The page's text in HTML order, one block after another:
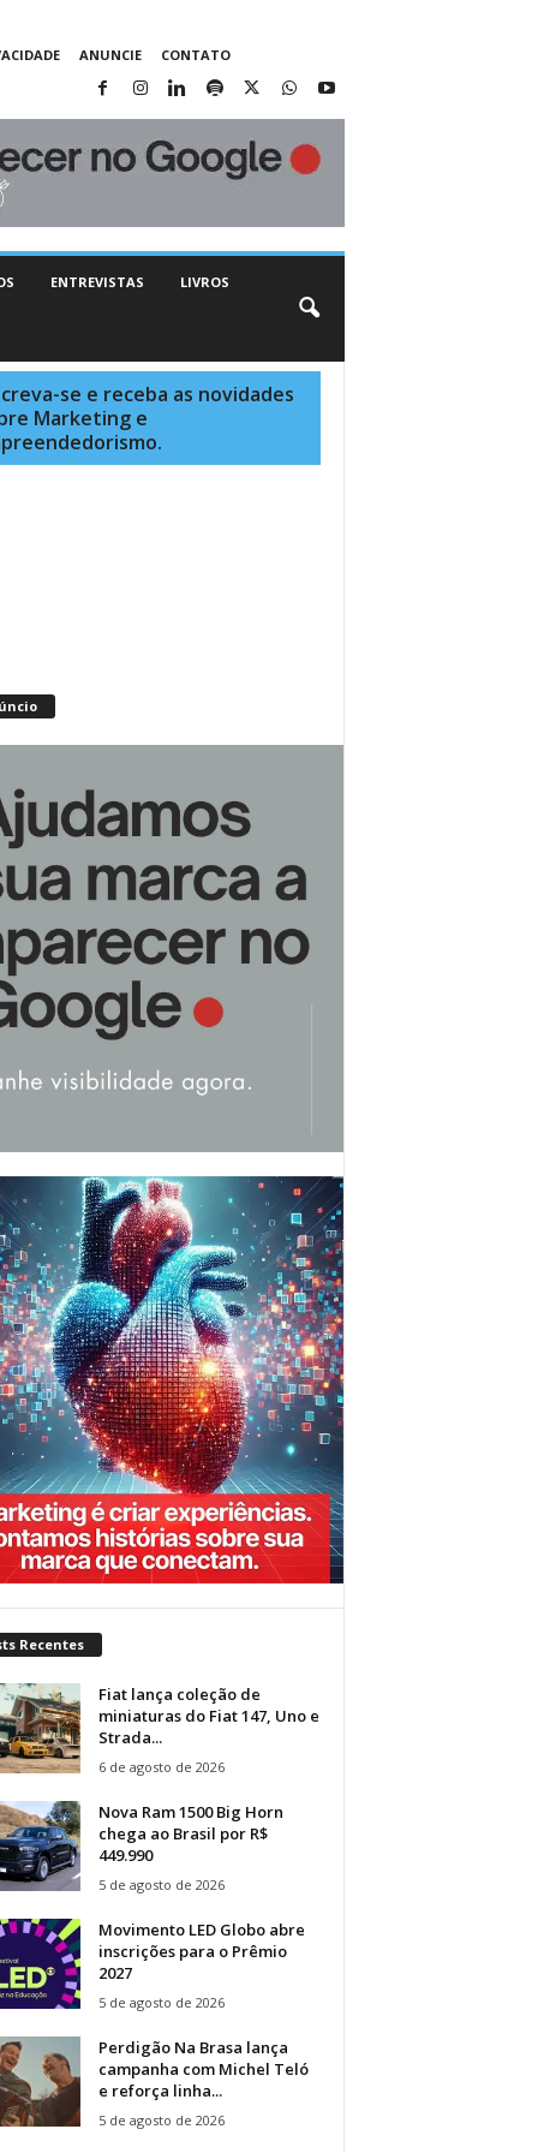
ANUNCIE CONTATO
ENTREVISTAS LIVROS
se e receba as novidades
Marketing e
Recentes
Fiat lança coleção de
miniaturas do Fiat 147, Uno e
Strada...
6 de agosto de 2026
Nova Ram 1500 Big Horn
chega ao Brasil por R$
449.990
5 de agosto de 2026
Movimento LED Globo abre
inscrições para o Prêmio
2027
5 de agosto de 2026
Perdigão Na Brasa lança
campanha com Michel Teló
e reforça linha...
5 de agosto de 2026